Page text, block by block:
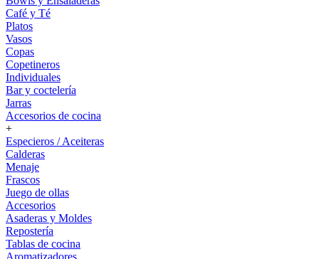
Café y Té
Platos
Vasos
Copas
Copetineros
Individuales
Bar y coctelería
Jarras
Accesorios de cocina
+
Especieros / Aceiteras
Calderas
Menaje
Frascos
Juego de ollas
Accesorios
Asaderas y Moldes
Repostería
Tablas de cocina
Aromatizadores